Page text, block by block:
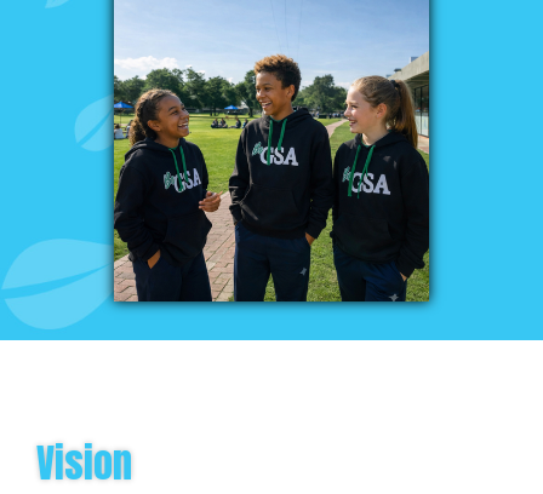
Vision